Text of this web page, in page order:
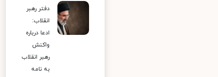
دفتر رهبر
انقلاب:
ادعا درباره
واکنش
رهبر انقلاب
به نامه